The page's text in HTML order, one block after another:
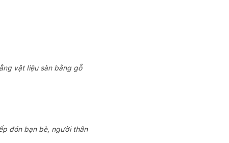
vật liệu sàn bằng gỗ
đón bạn bè, người thân